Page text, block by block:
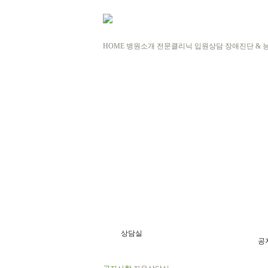
HOME 병원소개 전문클리닉 입원상담 장애진단 &
상담실
공